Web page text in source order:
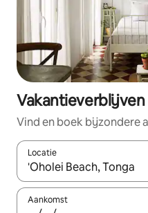
Vakantieverblijven
Vind en boek bijzondere
Locatie
Wanneer er resultaten
Aankomst